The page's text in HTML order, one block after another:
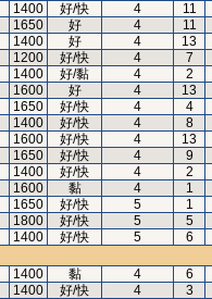
1400 好/快 4
11
1650 好 4
11
1400 好 4
13
1200 好/快 4
7
1400 好/黏 4
2
1600 好 4
13
1650 好/快 4
4
1400 好/快 4
8
1600 好/快 4
13
1650 好/快 4
9
1400 好/快 4
2
1600 黏 4
1
1650 好/快 5
1
1800 好/快 5
5
1400 好/快 5
6
1400 黏 4
6
1400 好/快 4
3